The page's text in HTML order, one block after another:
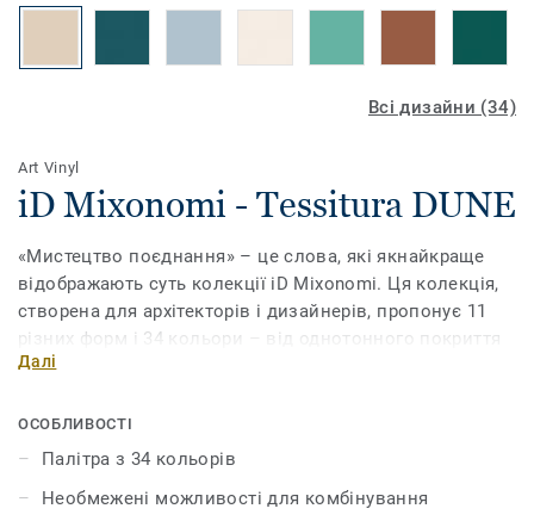
Всі дизайни (34)
Art Vinyl
iD Mixonomi - Tessitura DUNE
«Мистецтво поєднання» – це слова, які якнайкраще
відображають суть колекції iD Mixonomi. Ця колекція,
створена для архітекторів і дизайнерів, пропонує 11
різних форм і 34 кольори – від однотонного покриття
до складних композицій. Ви можете грати з відтінками
проектами на новий рівень. У квітні 2017 року
колекція iD Mixonomi була відзначена престижною
премією Red Dot Award у номінації «Дизайн продукту».
Далі
ОСОБЛИВОСТІ
Палітра з 34 кольорів
Необмежені можливості для комбінування